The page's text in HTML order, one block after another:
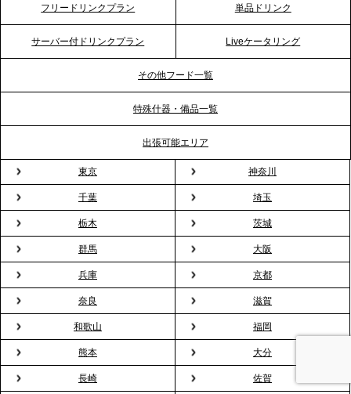
プレスリリースのご案内｜ケータリングのセカンド
テーブル、横浜事務所を新設。神奈川エリアのサー
ビス提供体制を強化し、質の高い「場づくり」をサ
TBS「Nスタ」で、2ndTable「1DISH」の花見オー
ドブルが紹介されました
2026.3.23
プレスリリースのご案内｜入社式の“そのまま懇親
会”が企業で広がる。 新入社員の交流を支える『オフ
ィスケータリング』という新しい活用法
2026.3.20
NHK「ニュースウオッチ9」で、2ndTable「室内花
見」が紹介されました
2026.3.16
フリードリンクプラン 単品ドリンク
サーバー付ドリンクプラン Liveケータリング
その他フード一覧
特殊什器・備品一覧
出張可能エリア
東京 神奈川
千葉 埼玉
栃木 茨城
群馬 大阪
兵庫 京都
奈良 滋賀
和歌山 福岡
熊本 大分
長崎 佐賀